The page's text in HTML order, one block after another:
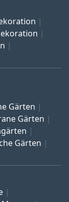
Gärten
Gärten
Gärten